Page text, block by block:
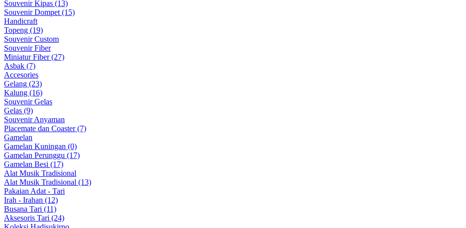
Souvenir Kipas (13)
Souvenir Dompet (15)
Handicraft
Topeng (19)
Souvenir Custom
Souvenir Fiber
Miniatur Fiber (27)
Asbak (7)
Accesories
Gelang (23)
Kalung (16)
Souvenir Gelas
Gelas (9)
Souvenir Anyaman
Placemate dan Coaster (7)
Gamelan
Gamelan Kuningan (0)
Gamelan Perunggu (17)
Gamelan Besi (17)
Alat Musik Tradisional
Alat Musik Tradisional (13)
Pakaian Adat - Tari
Irah - Irahan (12)
Busana Tari (11)
Aksesoris Tari (24)